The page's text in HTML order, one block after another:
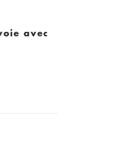
avec